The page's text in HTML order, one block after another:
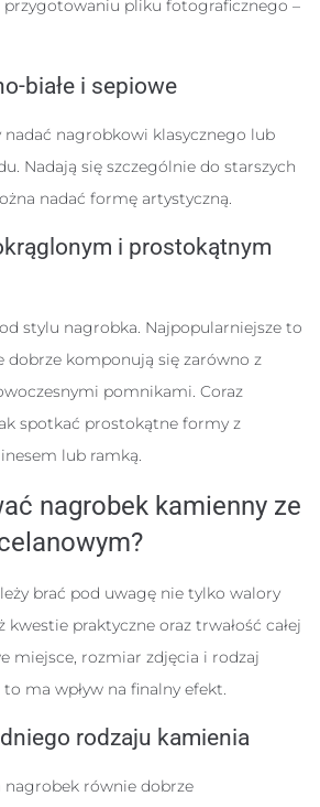
pliku fotograficznego –
białe i sepiowe
nadać nagrobkowi klasycznego lub
Nadają się szczególnie do starszych
nadać formę artystyczną.
i prostokątnym
stylu nagrobka. Najpopularniejsze to
dobrze komponują się zarówno z
pomnikami. Coraz
spotkać prostokątne formy z
lub ramką.
nagrobek kamienny ze
brać pod uwagę nie tylko walory
praktyczne oraz trwałość całej
miejsce, rozmiar zdjęcia i rodzaj
ma wpływ na finalny efekt.
rodzaju kamienia
nagrobek równie dobrze